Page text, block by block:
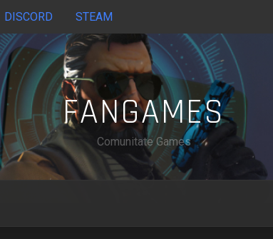
DISCORD STEAM
FANGAMES
Comunitate Games